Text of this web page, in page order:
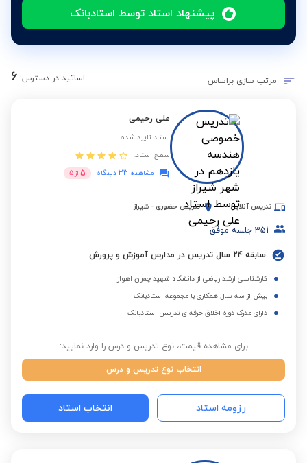
پیشنهاد استاد توسط استادبانک
مرتب سازی براساس اساتید در دسترس: 6
علی رحیمی
استاد تایید شده
سطح استاد:
مشاهده 33 دیدگاه
5 از 5
تدریس آنلاین تدریس حضوری - شیراز
351 جلسه موفق
سابقه 24 سال تدریس در مدارس آموزش و پرورش
کارشناسی ارشد ریاضی از دانشگاه شهید چمران اهواز
بیش از سه سال همکاری با مجموعه استادبانک
دارای مدرک دوره اخلاق حرفه‌ای تدریس استادبانک
برای مشاهده قیمت، نوع تدریس و درس را وارد نمایید:
انتخاب نوع تدریس و درس
رزومه استاد انتخاب استاد